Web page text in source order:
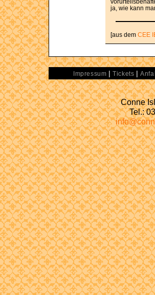
ja, wie kann
[aus dem CEE
Impressum | Tickets |
Conne
Tel.: